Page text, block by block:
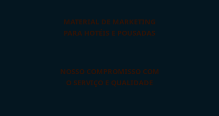
MATERIAL DE MARKETING
PARA HOTÉIS E POUSADAS
NOSSO COMPROMISSO COM
O SERVIÇO E QUALIDADE